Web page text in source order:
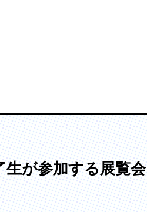
メディア表現学部
メディア表現学科
生が参加する展覧